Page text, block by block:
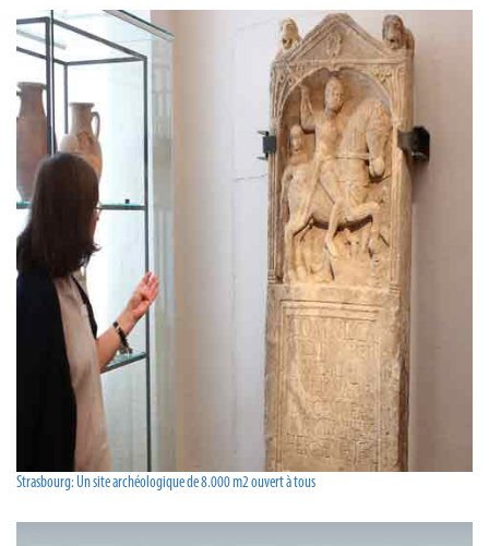
Strasbourg: Un site archéologique de 8.000 m2 ouvert à tous